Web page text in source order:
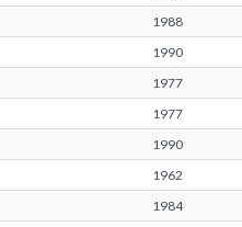
1988
1990
1977
1977
1990
1962
1984